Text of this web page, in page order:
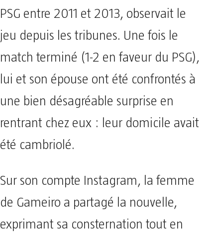
PSG entre 2011 et 2013, observait le
jeu depuis les tribunes. Une fois le
match terminé (1-2 en faveur du PSG),
lui et son épouse ont été confrontés à
une bien désagréable surprise en
rentrant chez eux : leur domicile avait
été cambriolé.
Sur son compte Instagram, la femme
de Gameiro a partagé la nouvelle,
exprimant sa consternation tout en